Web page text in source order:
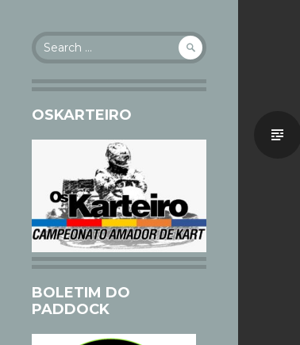
Search
for:
OSKARTEIRO
BOLETIM DO
PADDOCK